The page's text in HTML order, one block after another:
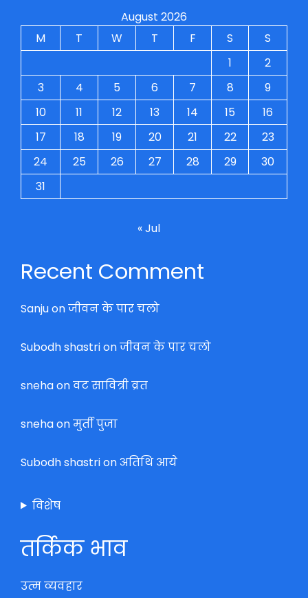
August 2026
M
T W T F S
S
1
2
3
4 5 6 7 8
9
10
11 12 13 14 15
16
17
18 19 20 21 22
23
24
25 26 27 28 29
30
31
« Jul
Recent Comment
Sanjuonजीवन के पार चलो
Subodh shastrionजीवन के पार चलो
snehaonवट सावित्री व्रत
snehaonमुर्ती पुजा
Subodh shastrionअतिथि आये
विशेष
तर्किक भाव
उत्म व्यवहार